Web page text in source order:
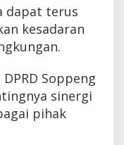
dapat terus
kesadaran
Soppeng
sinergi
pihak